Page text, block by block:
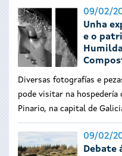
09/02/
Unha
e o
Diversas fotografías e
pode visitar na
Pinario, na capital de
09/02/
Debate